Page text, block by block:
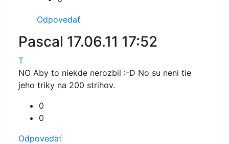
Odpovedať
Pascal 17.06.11 17:52
T
NO Aby to niekde nerozbil :-D No su neni tie
jeho triky na 200 strihov.
0
0
Odpovedať